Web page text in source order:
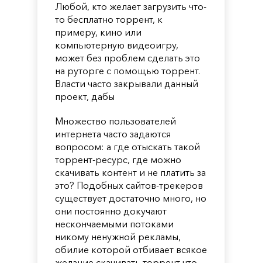
Любой, кто желает загрузить что-
то бесплатно торрент, к
примеру, кино или
компьютерную видеоигру,
может без проблем сделать это
на руторге с помощью торрент.
Власти часто закрывали данный
проект, дабы
Множество пользователей
интернета часто задаются
вопросом: а где отыскать такой
торрент-ресурс, где можно
скачивать контент и не платить за
это? Подобных сайтов-трекеров
существует достаточно много, но
они постоянно докучают
нескончаемыми потоками
никому ненужной рекламы,
обилие которой отбивает всякое